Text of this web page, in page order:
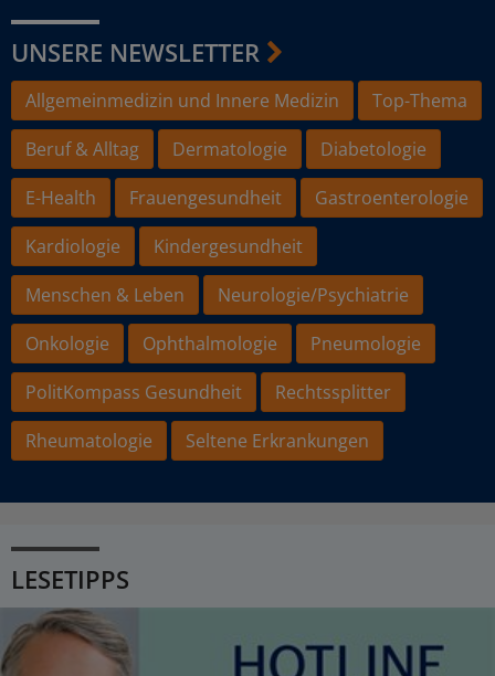
UNSERE NEWSLETTER
Allgemeinmedizin und Innere Medizin
Top-Thema
Beruf & Alltag
Dermatologie
Diabetologie
E-Health
Frauengesundheit
Gastroenterologie
Kardiologie
Kindergesundheit
Menschen & Leben
Neurologie/Psychiatrie
Onkologie
Ophthalmologie
Pneumologie
PolitKompass Gesundheit
Rechtssplitter
Rheumatologie
Seltene Erkrankungen
LESETIPPS